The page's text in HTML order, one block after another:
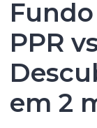
PPR
em 2